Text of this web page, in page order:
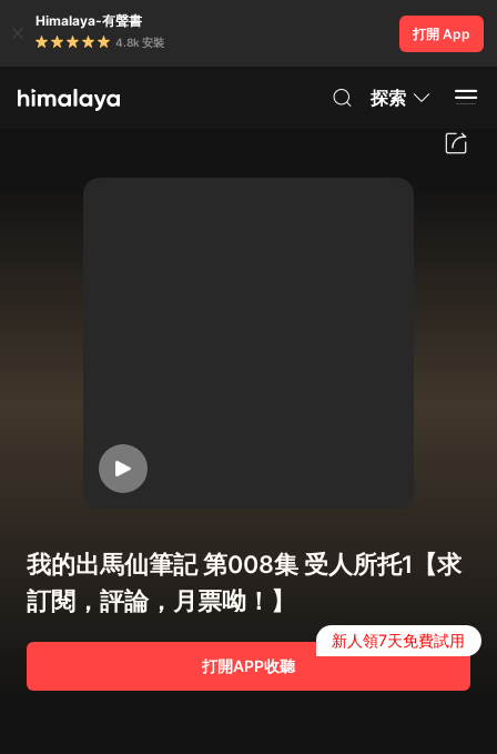
Himalaya-有聲書
4.8k 安裝
打開 App
探索
我的出馬仙筆記 第008集 受人所托1【求
訂閱，評論，月票呦！】
打開APP收聽
新人領7天免費試用